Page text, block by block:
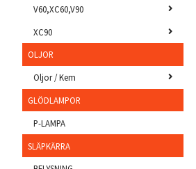
V60,XC60,V90
XC90
OLJOR
Oljor / Kem
GLÖDLAMPOR
P-LAMPA
SLÄPKÄRRA